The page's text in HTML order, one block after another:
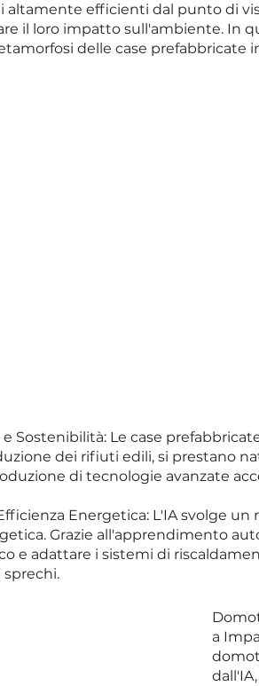
altamente efficienti dal punto di
il loro impatto sull'ambiente. In
delle case prefabbricate
Sostenibilità: Le case
dei rifiuti edili, si prestano
di tecnologie avanzate
Energetica: L'IA svolge
Grazie all'apprendimento
e adattare i sistemi di
a